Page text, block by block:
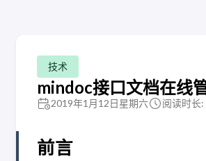
技术
mindoc接口文档在线
2019年1月12日星期六 阅读时长:
前言